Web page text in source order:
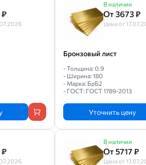
₽
В наличии
От 3673 ₽
Цена от
Бронзовый лист
- Толщина: 0.9
- Ширина: 180
- Марка: БрБ2
- ГОСТ: ГОСТ 1789-2013
Уточнить цену
₽
В наличии
От 5717 ₽
Цена от